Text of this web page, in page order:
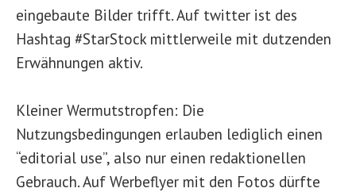
eingebaute Bilder trifft. Auf twitter ist des
Hashtag #StarStock mittlerweile mit dutzenden
Erwähnungen aktiv.
Kleiner Wermutstropfen: Die
Nutzungsbedingungen erlauben lediglich einen
“editorial use”, also nur einen redaktionellen
Gebrauch. Auf Werbeflyer mit den Fotos dürfte